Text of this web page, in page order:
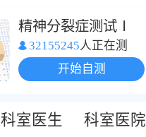
精神分裂症测试Ⅰ
32155245人正在测
开始自测
科室医生 科室医院